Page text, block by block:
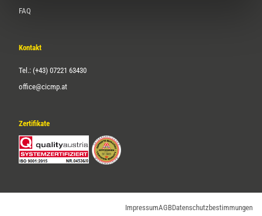
FAQ
Kontakt
Tel.: (+43) 07221 63430
office@cicmp.at
Zertifikate
ImpressumAGBDatenschutzbestimmungen